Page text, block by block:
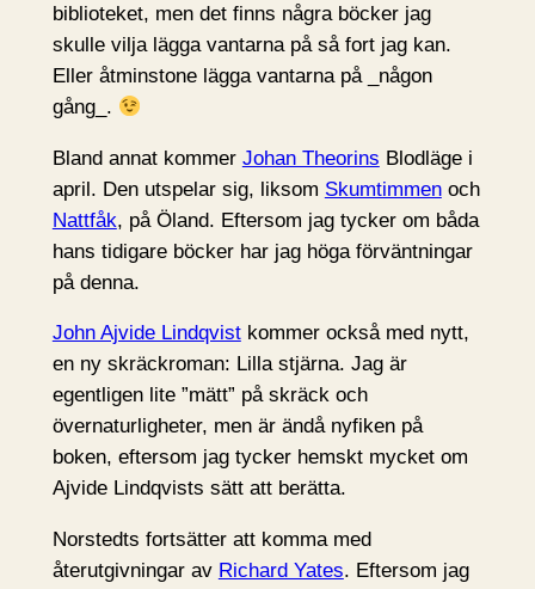
biblioteket, men det finns några böcker jag
skulle vilja lägga vantarna på så fort jag kan.
Eller åtminstone lägga vantarna på _någon
gång_.
Bland annat kommer Johan Theorins Blodläge i
april. Den utspelar sig, liksom Skumtimmenoch
Nattfåk, på Öland. Eftersom jag tycker om båda
hans tidigare böcker har jag höga förväntningar
på denna.
John Ajvide Lindqvistkommer också med nytt,
en ny skräckroman: Lilla stjärna. Jag är
egentligen lite ”mätt” på skräck och
övernaturligheter, men är ändå nyfiken på
boken, eftersom jag tycker hemskt mycket om
Ajvide Lindqvists sätt att berätta.
Norstedts fortsätter att komma med
återutgivningar av Richard Yates. Eftersom jag